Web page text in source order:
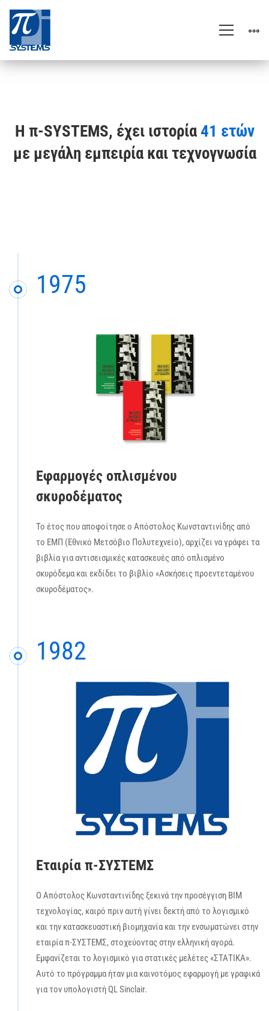
Η π-SYSTEMS, έχει ιστορία41 ετών
με μεγάλη εμπειρία και τεχνογνωσία
1975
Εφαρμογές οπλισμένου
σκυροδέματος
Το έτος που αποφοίτησε ο Απόστολος Κωνσταντινίδης από
το ΕΜΠ (Εθνικό Μετσόβιο Πολυτεχνείο), αρχίζει να γράφει τα
βιβλία για αντισεισμικές κατασκευές από οπλισμένο
σκυρόδεμα και εκδίδει το βιβλίο «Ασκήσεις προεντεταμένου
σκυροδέματος».
1982
Εταιρία π-ΣΥΣΤΕΜΣ
Ο Απόστολος Κωνσταντινίδης ξεκινά την προσέγγιση ΒΙΜ
τεχνολογίας, καιρό πριν αυτή γίνει δεκτή από το λογισμικό
και την κατασκευαστική βιομηχανία και την ενσωματώνει στην
εταιρία π-ΣΥΣΤΕΜΣ, στοχεύοντας στην ελληνική αγορά.
Εμφανίζεται το λογισμικό για στατικές μελέτες «ΣΤΑΤΙΚΑ».
Αυτό το πρόγραμμα ήταν μια καινοτόμος εφαρμογή με γραφικά
για τον υπολογιστή QL Sinclair.